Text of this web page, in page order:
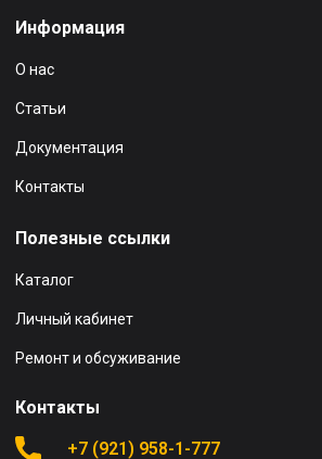
Информация
О нас
Статьи
Документация
Контакты
Полезные ссылки
Каталог
Личный кабинет
Ремонт и обсуживание
Контакты
+7 (921) 958-1-777